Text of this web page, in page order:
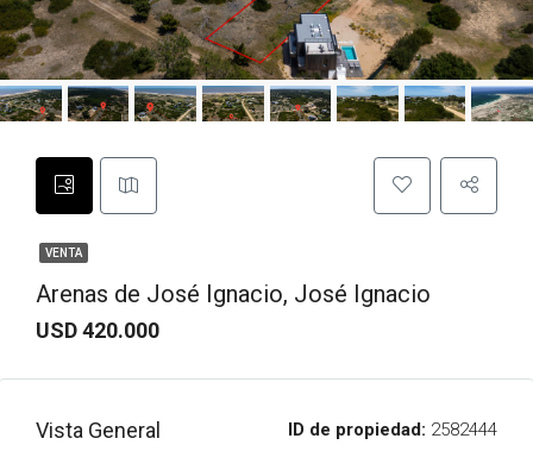
VENTA
Arenas de José Ignacio, José Ignacio
USD 420.000
Vista General ID de propiedad: 2582444